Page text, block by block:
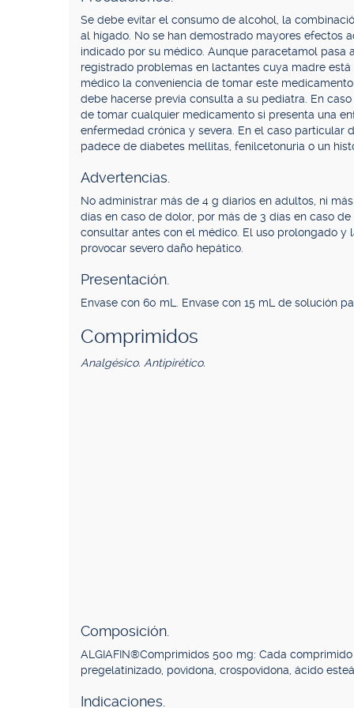
Se debe evitar el consumo de alcohol, la
al hígado. No se han demostrado mayores efectos
indicado por su médico. Aunque paracetamol pasa
registrado problemas en lactantes cuya madre
médico la conveniencia de tomar este
debe hacerse previa consulta a su pediatra. En
de tomar cualquier medicamento si presenta una
enfermedad crónica y severa. En el caso particular
padece de diabetes mellitas, fenilcetonuria o un
Advertencias.
No administrar más de 4 g diarios en adultos, ni
días en caso de dolor, por más de 3 días en caso
consultar antes con el médico. El uso prolongado
provocar severo daño hepático.
Presentación.
Envase con 60 mL. Envase con 15 mL de solución
Comprimidos
Analgésico. Antipirético.
Composición.
ALGIAFIN®Comprimidos 500 mg: Cada
pregelatinizado, povidona, crospovidona, ácido
Indicaciones.